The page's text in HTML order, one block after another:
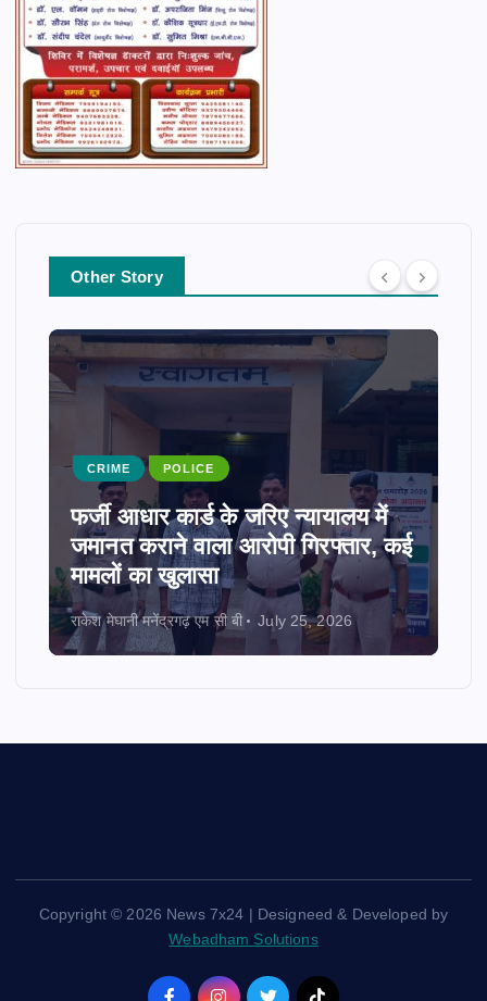
Other Story
CRIME POLICE
फर्जी आधार कार्ड के जरिए न्यायालय में
जमानत कराने वाला आरोपी गिरफ्तार, कई
मामलों का खुलासा
राकेश मेघानी मनेंद्रगढ़ एम सी बी July 25, 2026
Copyright © 2026 News 7x24 | Designeed & Developed by
Webadham Solutions